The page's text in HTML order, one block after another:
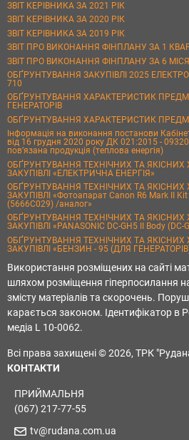
ЗВІТ КЕРІВНИКА ЗА 2021 РІК
ЗВІТ КЕРІВНИКА ЗА 2020 РІК
ЗВІТ КЕРІВНИКА ЗА 2019 РІК
ЗВІТ ПРО ВИКОНАННЯ ФІНПЛАНУ ЗА 1
ЗВІТ ПРО ВИКОНАННЯ ФІНПЛАНУ ЗА 6
ОБҐРУНТУВАННЯ ЗАКУПІВЛІ 2025
710
ОБҐРУНТУВАННЯ ХАРАКТЕРИСТИК
ГЕНЕРАТОРІВ
ОБҐРУНТУВАННЯ ХАРАКТЕРИСТИК
Інформація на виконання постанови
від 16 грудня 2020 року ДК 021:2015 -
пов’язана продукція (теплова енергія)
ОБҐРУНТУВАННЯ ТЕХНІЧНИХ ТА
ЗАКУПІВЛІ «ЕЛЕКТРИЧНА ЕНЕРГІЯ»
ОБҐРУНТУВАННЯ ТЕХНІЧНИХ ТА
ЗАКУПІВЛІ «Фотоапарат Canon R6 Mark II
(5666C029) /аналог»
ОБҐРУНТУВАННЯ ТЕХНІЧНИХ ТА
ЗАКУПІВЛІ «PANASONIC DC-GH5 II Body (DC-
ОБҐРУНТУВАННЯ ТЕХНІЧНИХ ТА
ЗАКУПІВЛІ «БЕНЗИН - 95 (ДЛЯ
Використання розміщених на сайті
шляхом розміщення гіперпосилання
змісту матеріалів та скорочень.
карається законом. Ідентифікатор в
медіа L 10-0062.
Всі права захищені © 2026, ТРК
КОНТАКТИ
ПРИЙМАЛЬНЯ
(067) 217-77-55
tv@rudana.com.ua